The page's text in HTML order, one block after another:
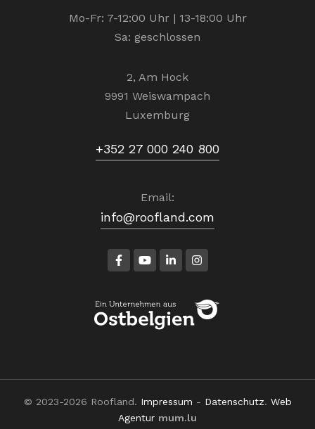
Mo-Fr: 7-12:00 Uhr | 13-18:00 Uhr
Sa: geschlossen
2, Am Hock
9991 Weiswampach
Luxemburg
+352 27 000 240 800
Email:
info@roofland.com
© 2023-2026 Roofland. Impressum - Datenschutz. Web
Agentur mum.lu